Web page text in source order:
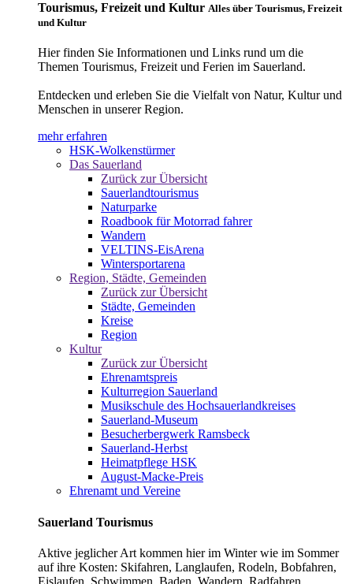
Tourismus, Freizeit und Kultur Alles über Tourismus, Freizeit
und Kultur
Hier finden Sie Informationen und Links rund um die
Themen Tourismus, Freizeit und Ferien im Sauerland.
Entdecken und erleben Sie die Vielfalt von Natur, Kultur und
Menschen in unserer Region.
mehr erfahren
HSK-Wolkenstürmer
Das Sauerland
Zurück zur Übersicht
Sauerlandtourismus
Naturparke
Roadbook für Motorrad fahrer
Wandern
VELTINS-EisArena
Wintersportarena
Region, Städte, Gemeinden
Zurück zur Übersicht
Städte, Gemeinden
Kreise
Region
Kultur
Zurück zur Übersicht
Ehrenamtspreis
Kulturregion Sauerland
Musikschule des Hochsauerlandkreises
Sauerland-Museum
Besucherbergwerk Ramsbeck
Sauerland-Herbst
Heimatpflege HSK
August-Macke-Preis
Ehrenamt und Vereine
Sauerland Tourismus
Aktive jeglicher Art kommen hier im Winter wie im Sommer
auf ihre Kosten: Skifahren, Langlaufen, Rodeln, Bobfahren,
Eislaufen, Schwimmen, Baden, Wandern, Radfahren,